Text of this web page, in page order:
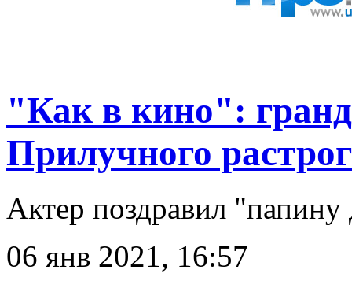
"Как в кино":
Прилучного
Актер поздравил
06 янв 2021, 16:57